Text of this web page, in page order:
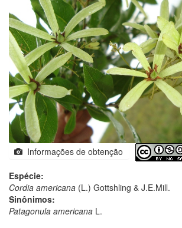
Informações de obtenção
Espécie:
Cordia americana (L.) Gottshling & J.E.Mill.
Sinônimos:
Patagonula americana L.